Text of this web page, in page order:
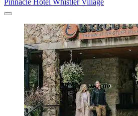
Pinnacle Hotel Whistler Village